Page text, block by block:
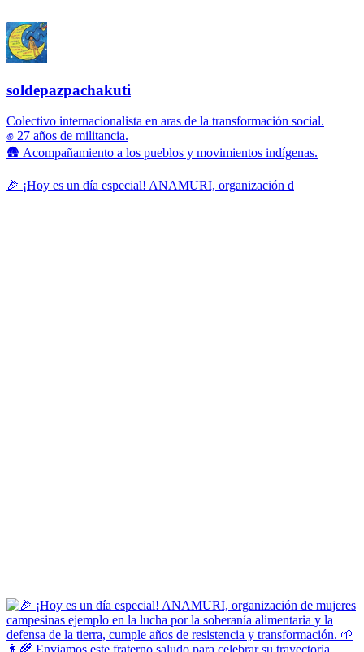
soldepazpachakuti
Colectivo internacionalista en aras de la transformación social.
✊ 27 años de militancia.
🛖 Acompañamiento a los pueblos y movimientos indígenas.
🎉 ¡Hoy es un día especial! ANAMURI, organización d